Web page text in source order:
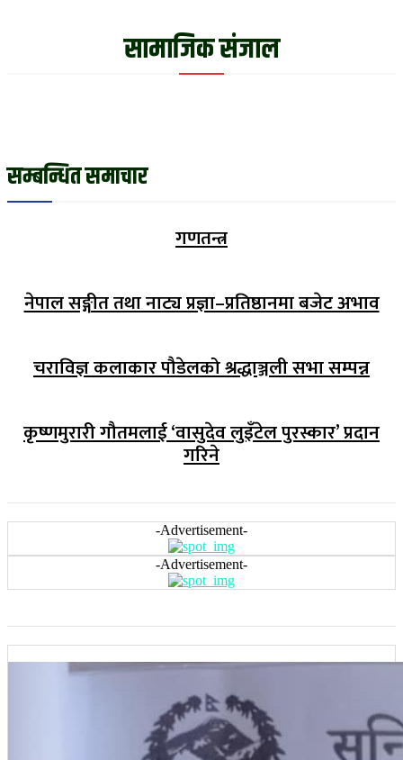
सामाजिक संजाल
सम्बन्धित समाचार
गणतन्त्र
नेपाल सङ्गीत तथा नाट्य प्रज्ञा–प्रतिष्ठानमा बजेट अभाव
चराविज्ञ कलाकार पौडेलको श्रद्धाञ्जली सभा सम्पन्न
कृष्णमुरारी गौतमलाई ‘वासुदेव लुइँटेल पुरस्कार’ प्रदान
गरिने
-Advertisement-
-Advertisement-